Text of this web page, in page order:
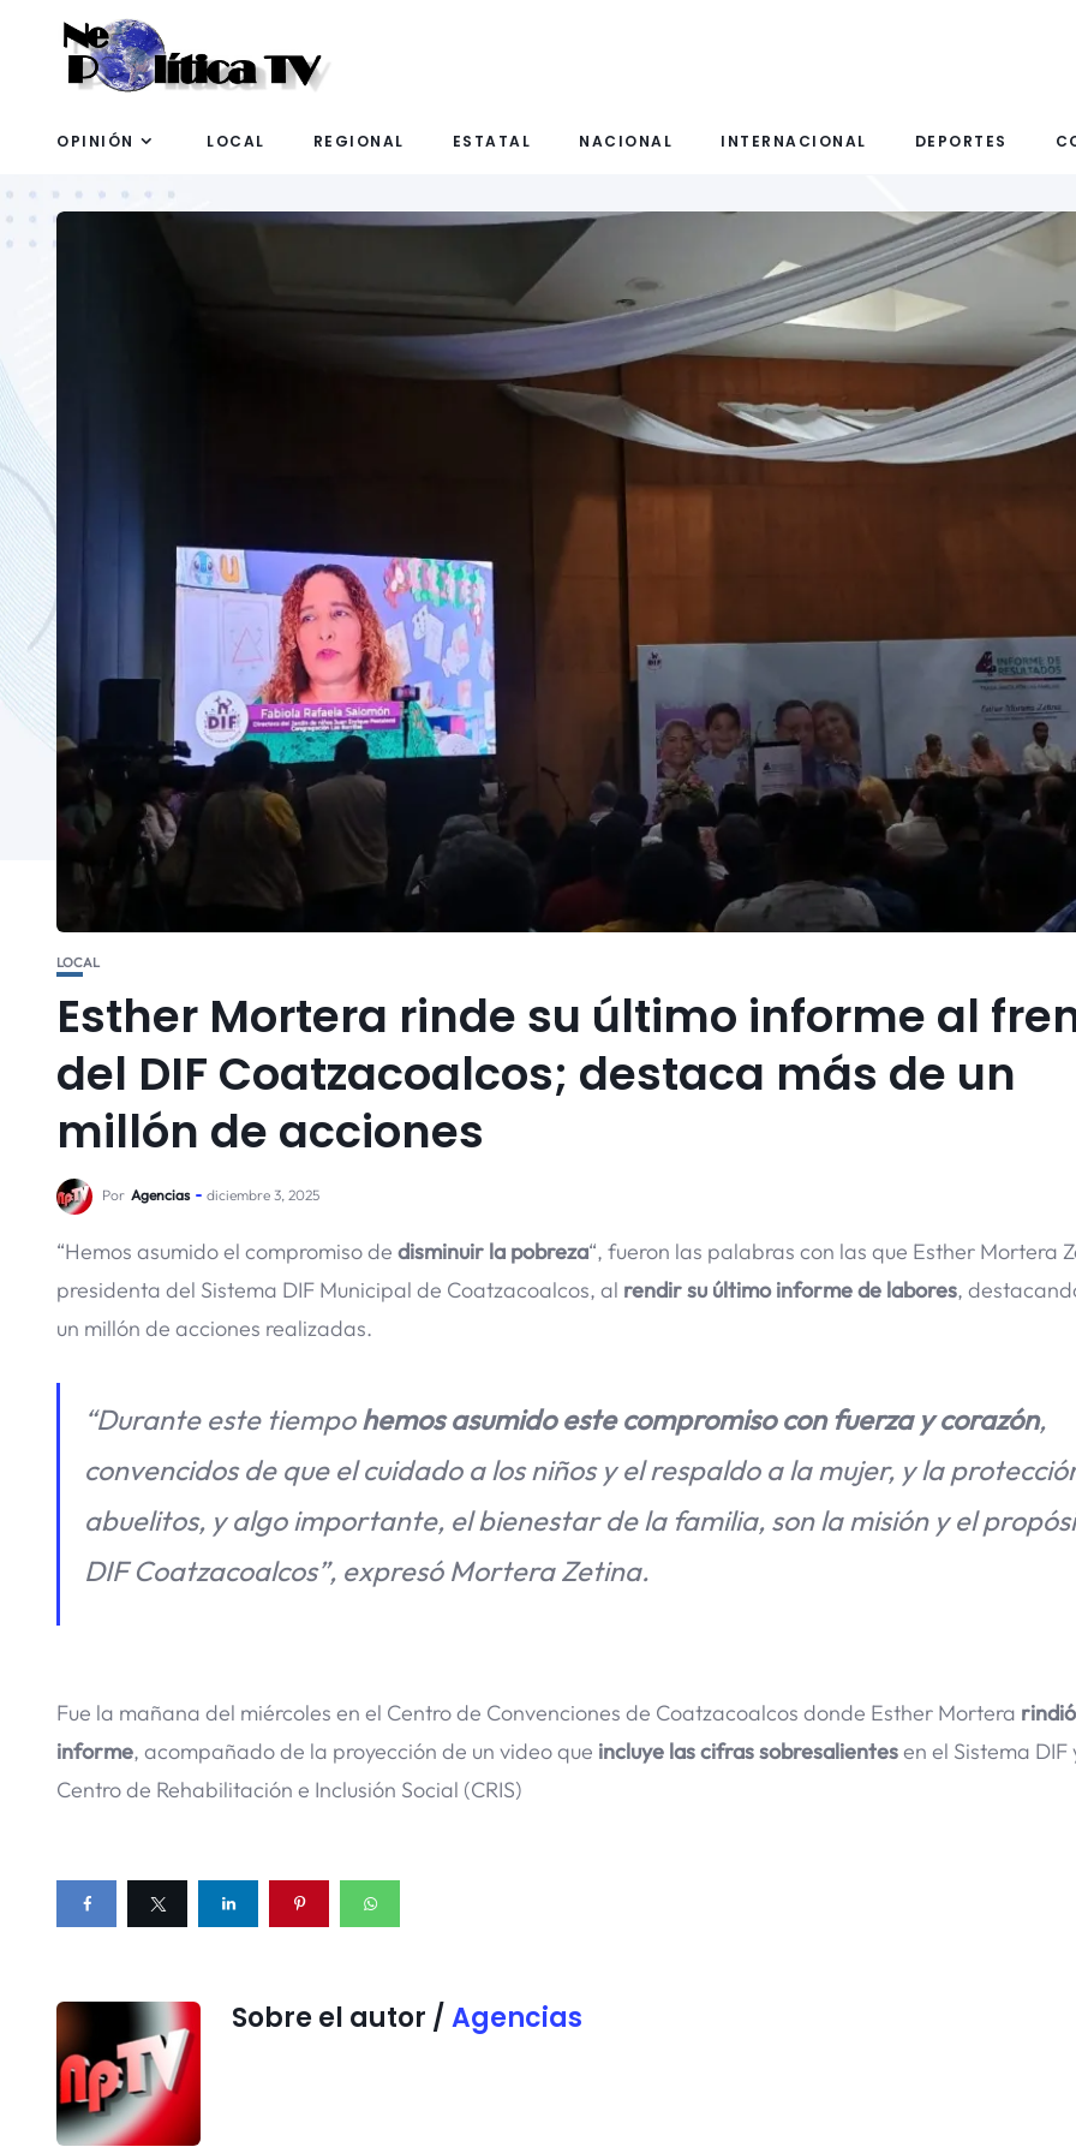
OPINIÓN LOCAL REGIONAL ESTATAL NACIONAL INTERNACIONAL DEPORTES
LOCAL
Esther Mortera rinde su último informe al
del DIF Coatzacoalcos; destaca más de un
millón de acciones
Por Agencias diciembre 3, 2025
“Hemos asumido el compromiso de disminuir la pobreza“, fueron las palabras con las que Esther Mortera
presidenta del Sistema DIF Municipal de Coatzacoalcos, al rendir su último informe de labores,
un millón de acciones realizadas.
“Durante este tiempohemos asumido este compromiso con fuerza y corazón,
convencidos de que el cuidado a los niños y el respaldo a la mujer, y la
abuelitos, y algo importante, el bienestar de la familia, son la misión y el
DIF Coatzacoalcos”, expresó Mortera Zetina.
Fue la mañana del miércoles en el Centro de Convenciones de Coatzacoalcos donde Esther Mortera
informe, acompañado de la proyección de un video que incluye las cifras sobresalientesen el Sistema DIF
Centro de Rehabilitación e Inclusión Social (CRIS)
Sobre el autor / Agencias